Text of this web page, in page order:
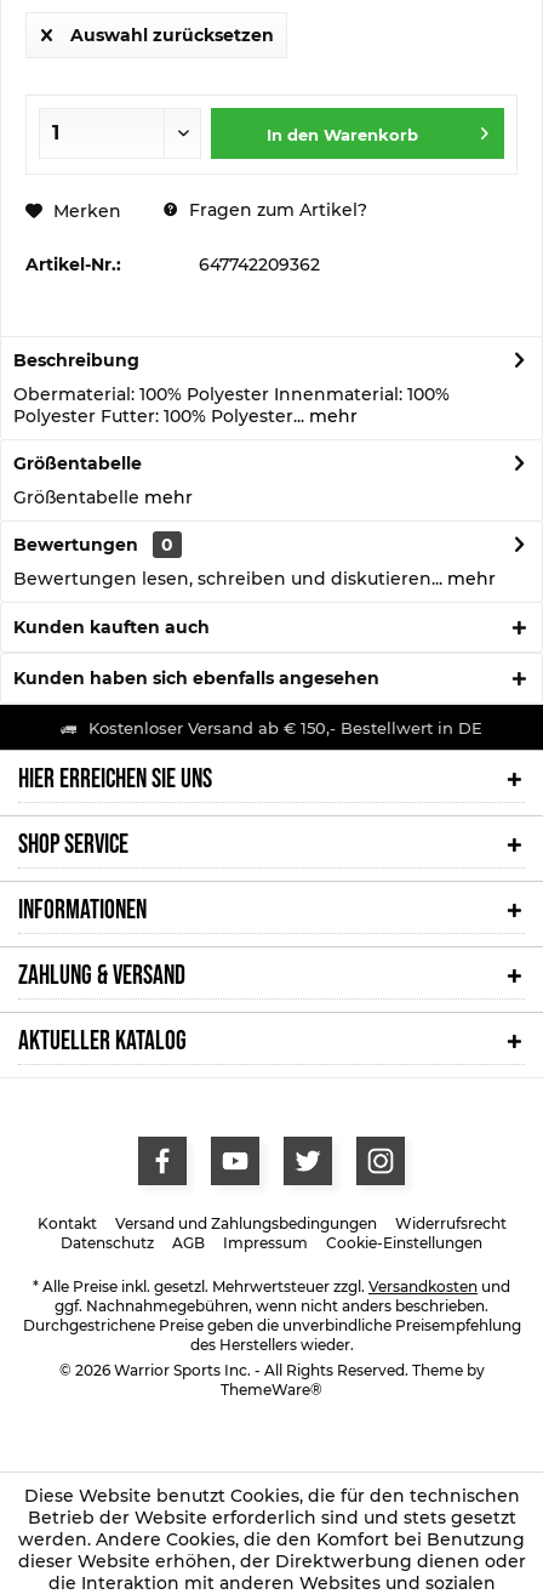
Auswahl zurücksetzen
In den Warenkorb
Merken Fragen zum Artikel?
Artikel-Nr.: 647742209362
Beschreibung
Obermaterial: 100% Polyester Innenmaterial: 100%
Polyester Futter: 100% Polyester... mehr
Größentabelle
Größentabelle mehr
Bewertungen
0
Bewertungen lesen, schreiben und diskutieren... mehr
Kunden kauften auch
Kunden haben sich ebenfalls angesehen
Kostenloser Versand ab € 150,- Bestellwert in DE
HIER ERREICHEN SIE UNS
SHOP SERVICE
INFORMATIONEN
ZAHLUNG & VERSAND
AKTUELLER KATALOG
Kontakt Versand und Zahlungsbedingungen
Widerrufsrecht
Datenschutz
AGB Impressum Cookie-Einstellungen
* Alle Preise inkl. gesetzl. Mehrwertsteuer zzgl. Versandkosten und
ggf. Nachnahmegebühren, wenn nicht anders beschrieben.
Durchgestrichene Preise geben die unverbindliche Preisempfehlung
des Herstellers wieder.
© 2026 Warrior Sports Inc. - All Rights Reserved. Theme by
ThemeWare®
Diese Website benutzt Cookies, die für den technischen
Betrieb der Website erforderlich sind und stets gesetzt
werden. Andere Cookies, die den Komfort bei Benutzung
dieser Website erhöhen, der Direktwerbung dienen oder
die Interaktion mit anderen Websites und sozialen